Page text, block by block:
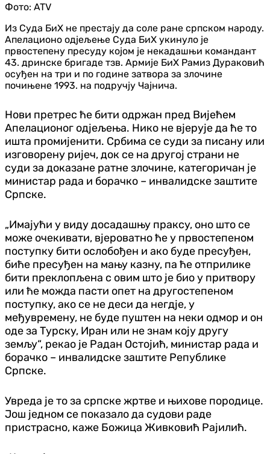
Фото: ATV
Из Суда БиХ не престају да соле ране српском народу.
Апелационо одјељење Суда БиХ укинуло је
првостепену пресуду којом је некадашњи командант
43. дринске бригаде тзв. Армије БиХ Рамиз Дураковић
осуђен на три и по године затвора за злочине
почињене 1993. на подручју Чајнича.
Нови претрес ће бити одржан пред Вијећем
Апелационог одјељења. Нико не вјерује да ће то
ишта промијенити. Србима се суди за писану или
изговорену ријеч, док се на другој страни не
суди за доказане ратне злочине, категоричан је
министар рада и борачко – инвалидске заштите
Српске.
„Имајући у виду досадашњу праксу, оно што се
може очекивати, вјероватно ће у првостепеном
поступку бити ослобођен и ако буде пресуђен,
биће пресуђен на мању казну, па ће отприлике
бити преклопљена с овим што је био у притвору
или ће можда пасти опет на другостепеном
поступку, ако се не деси да негдје, у
међувремену, не буде пуштен на неки одмор и он
оде за Турску, Иран или не знам коју другу
земљу“, рекао је Радан Остојић, министар рада и
борачко – инвалидске заштите Републике
Српске.
Увреда је то за српске жртве и њихове породице.
Још једном се показало да судови раде
пристрасно, каже Божица Живковић Рајилић.